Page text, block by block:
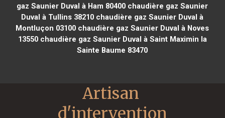
gaz Saunier Duval à Ham 80400 chaudière gaz Saunier
Duval à Tullins 38210 chaudière gaz Saunier Duval à
Montluçon 03100 chaudière gaz Saunier Duval à Noves
13550chaudière gaz Saunier Duval à Saint Maximin la
Sainte Baume 83470
Artisan
d'intervention